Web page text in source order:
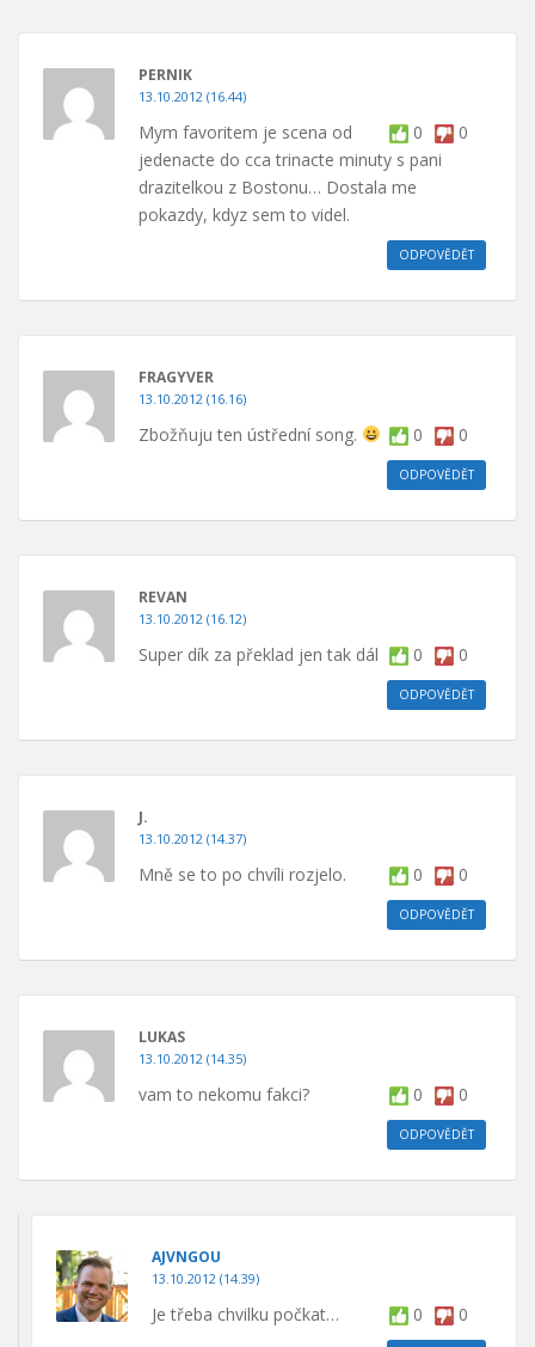
PERNIK
13.10.2012 (16.44)
0 0
Mym favoritem je scena od
jedenacte do cca trinacte minuty s pani
drazitelkou z Bostonu… Dostala me
pokazdy, kdyz sem to videl.
ODPOVĚDĚT
FRAGYVER
13.10.2012 (16.16)
0 0
Zbožňuju ten ústřední song.
ODPOVĚDĚT
REVAN
13.10.2012 (16.12)
0 0
Super dík za překlad jen tak dál
ODPOVĚDĚT
J.
13.10.2012 (14.37)
0 0
Mně se to po chvíli rozjelo.
ODPOVĚDĚT
LUKAS
13.10.2012 (14.35)
0 0
vam to nekomu fakci?
ODPOVĚDĚT
AJVNGOU
13.10.2012 (14.39)
0 0
Je třeba chvilku počkat…